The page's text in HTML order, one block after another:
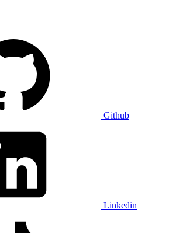
Github
Linkedin